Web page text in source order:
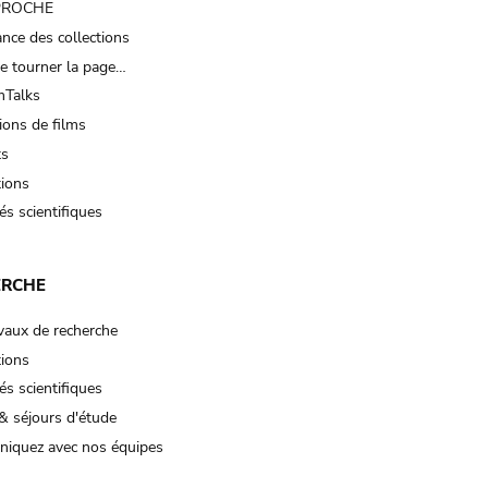
des collections
tourner la page…
de films
scientifiques
de recherche
scientifiques
séjours d'étude
avec nos équipes